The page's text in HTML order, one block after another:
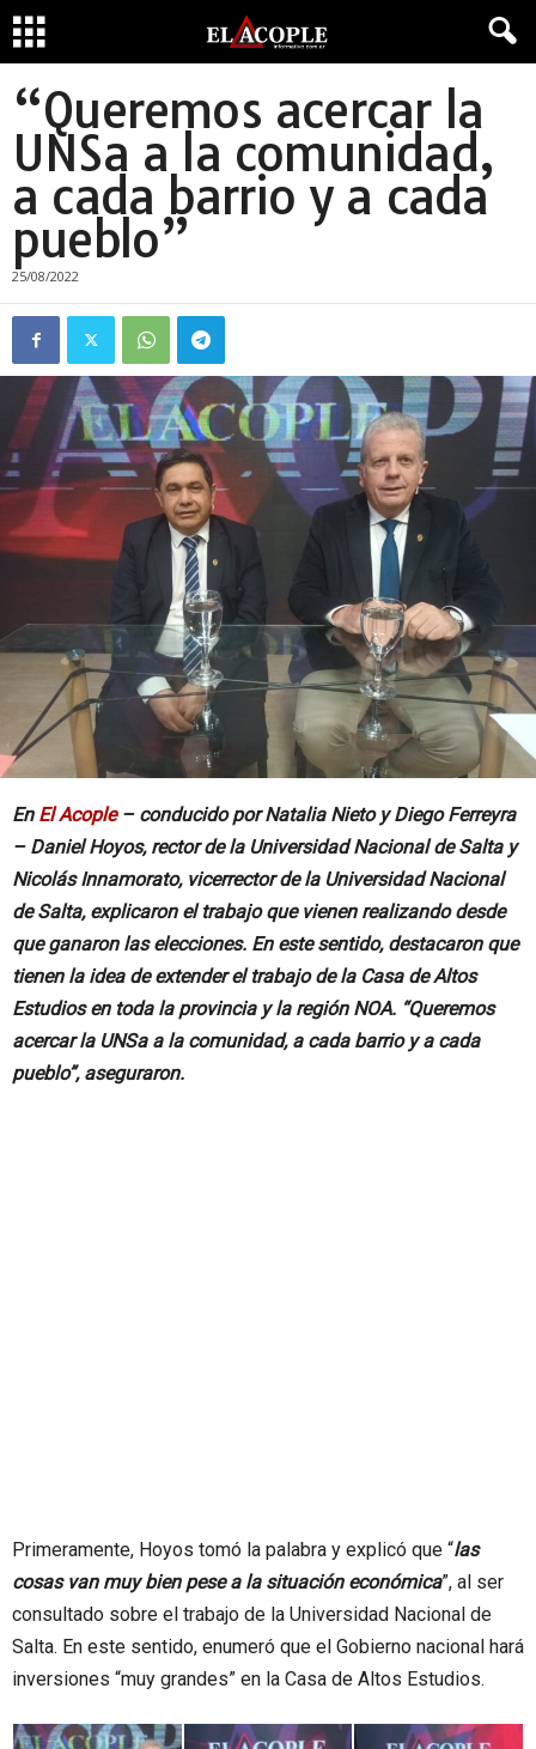
“Queremos acercar la
UNSa a la comunidad,
a cada barrio y a cada
pueblo”
25/08/2022
En El Acople– conducido por Natalia Nieto y Diego Ferreyra
– Daniel Hoyos, rector de la Universidad Nacional de Salta y
Nicolás Innamorato, vicerrector de la Universidad Nacional
de Salta, explicaron el trabajo que vienen realizando desde
que ganaron las elecciones. En este sentido, destacaron que
tienen la idea de extender el trabajo de la Casa de Altos
Estudios en toda la provincia y la región NOA. “Queremos
acercar la UNSa a la comunidad, a cada barrio y a cada
pueblo”, aseguraron.
Primeramente, Hoyos tomó la palabra y explicó que “las
cosas van muy bien pese a la situación económica”, al ser
consultado sobre el trabajo de la Universidad Nacional de
Salta. En este sentido, enumeró que el Gobierno nacional hará
inversiones “muy grandes” en la Casa de Altos Estudios.